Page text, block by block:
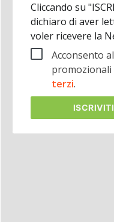
Cliccando su
dichiaro di aver
voler ricevere la
Acconsento
promozionali
terzi.
ISCRIVITI